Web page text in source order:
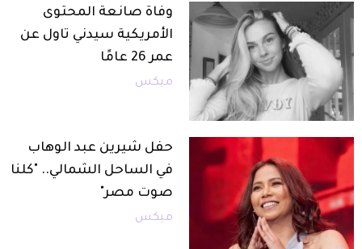
وفاة صانعة المحتوى
الأمريكية سيدني تاول عن
عمر 26 عامًا
ميكس
حفل شيرين عبد الوهاب
في الساحل الشمالي.. "كلنا
صوت مصر"
ميكس